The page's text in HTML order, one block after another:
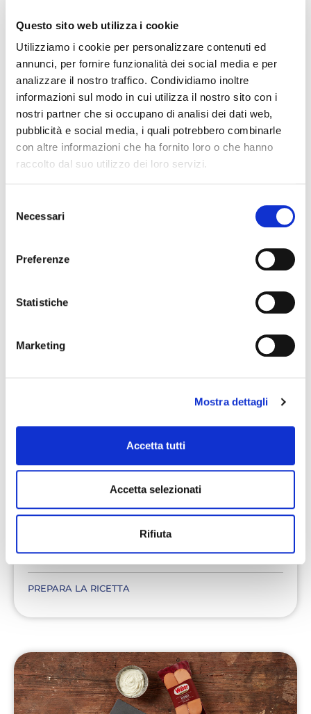
Questo sito web utilizza i cookie
Utilizziamo i cookie per personalizzare contenuti ed
annunci, per fornire funzionalità dei social media e per
analizzare il nostro traffico. Condividiamo inoltre
informazioni sul modo in cui utilizza il nostro sito con i
nostri partner che si occupano di analisi dei dati web,
pubblicità e social media, i quali potrebbero combinarle
con altre informazioni che ha fornito loro o che hanno
raccolto dal suo utilizzo dei loro servizi.
delNecessari
Preferenze
Statistiche
Marketing
Mostra dettagli
Accetta tutti
Accetta selezionati
Rifiuta
CAPRESE CON SERVELADE DELICATESSEN
PREPARA LA RICETTA
Facile 15 minuti 1
N38 SERVELADE CON QUARTIROLO E
ZUCCHINE
PREPARA LA RICETTA